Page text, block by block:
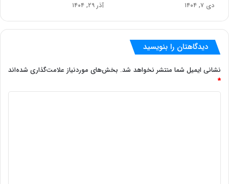
دی ۷, ۱۴۰۴ آذر ۲۹, ۱۴۰۴
دیدگاهتان را بنویسید
نشانی ایمیل شما منتشر نخواهد شد. بخش‌های موردنیاز علامت‌گذاری شده‌اند
*